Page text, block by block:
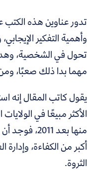
تدور عناوين هذه الكتب
وأهمية التفكير
تحول في الشخصية،
مهما بدا ذلك صعبًا، ومن
الأكثر مبيعًا في
منها بعد
أكبر من الكفاءة،
الثروة.